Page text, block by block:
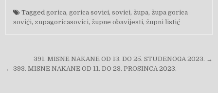
b
o
o
k
e
Tagged gorica, gorica sovici,sovici, župa, župa gorica
sovići, zupagoricasovici, župne obavijesti, župni listić
Navigacija objava
391. MISNE NAKANE OD 13. DO 25. STUDENOGA 2023. →
← 393. MISNE NAKANE OD 11. DO 23. PROSINCA 2023.